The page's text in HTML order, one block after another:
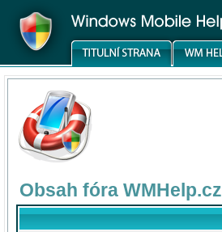
Obsah fóra WMHelp.cz